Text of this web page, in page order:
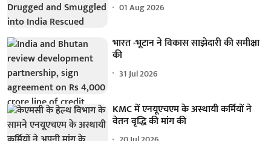
01 Aug 2026
भारत -भूटान ने विकास साझेदारी की समीक्षा
की
31 Jul 2026
KMC में एनयूएचएम के अस्थायी कर्मियों ने
वेतन वृद्धि की मांग की